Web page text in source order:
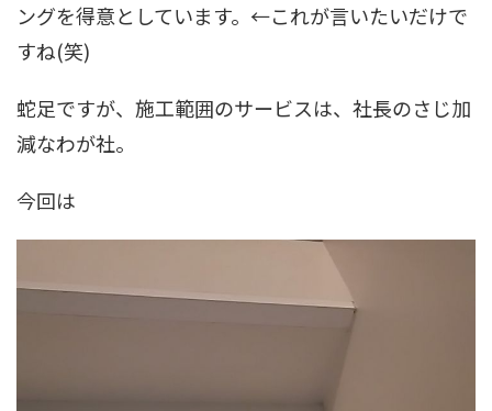
ングを得意としています。←これが言いたいだけで
すね(笑)
蛇足ですが、施工範囲のサービスは、社長のさじ加
減なわが社。
今回は